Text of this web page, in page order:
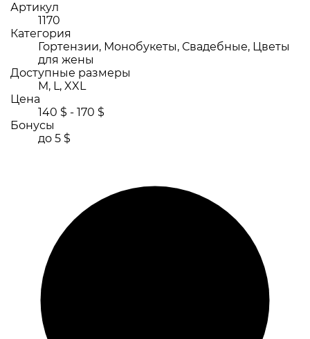
Артикул
1170
Категория
Гортензии, Монобукеты, Свадебные, Цветы
для жены
Доступные размеры
M, L, XXL
Цена
140 $ - 170 $
Бонусы
до 5 $